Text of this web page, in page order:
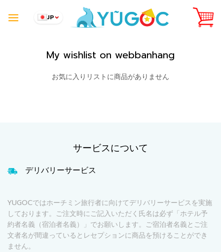
JP
My wishlist on webbanhang
お気に入りリストに商品がありません
サービスについて
デリバリーサービス
YUGOCではホーチミン旅行者に向けてデリバリーサービスを実施
しております。ご注文時にご記入いただく氏名は必ず「ホテル予
約者名義（宿泊者名義）」でお願いします。ご宿泊者名義とご注
文者名が間違っているとレセプションに商品を預けることができ
ません。